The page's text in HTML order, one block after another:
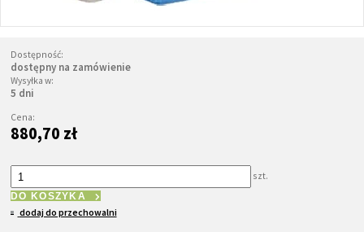
Dostępność:
dostępny na zamówienie
Wysyłka w:
5 dni
Cena:
880,70 zł
szt.
DO KOSZYKA
dodaj do przechowalni